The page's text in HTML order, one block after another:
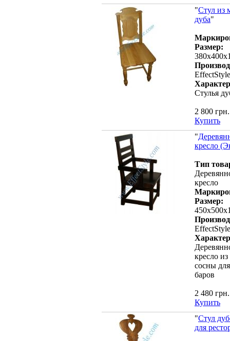
"Стул из
дуба"
Размер:
EffectStyle
Стулья
2 800 грн.
Купить
"
кресло
Тип
кресло
Размер:
EffectStyle
кресло
сосны
баров
2 480 грн.
Купить
"Стул
для